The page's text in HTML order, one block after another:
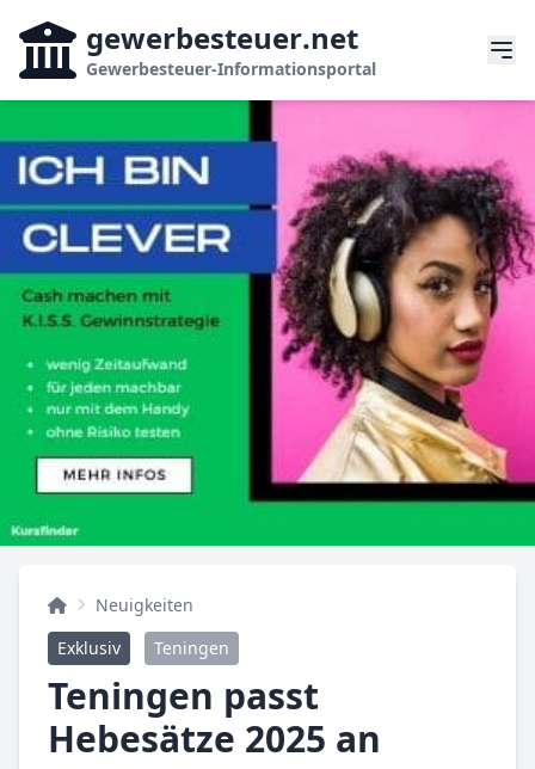
gewerbesteuer.net
Gewerbesteuer-Informationsportal
Neuigkeiten
Exklusiv
Teningen
Teningen passt
Hebesätze 2025 an